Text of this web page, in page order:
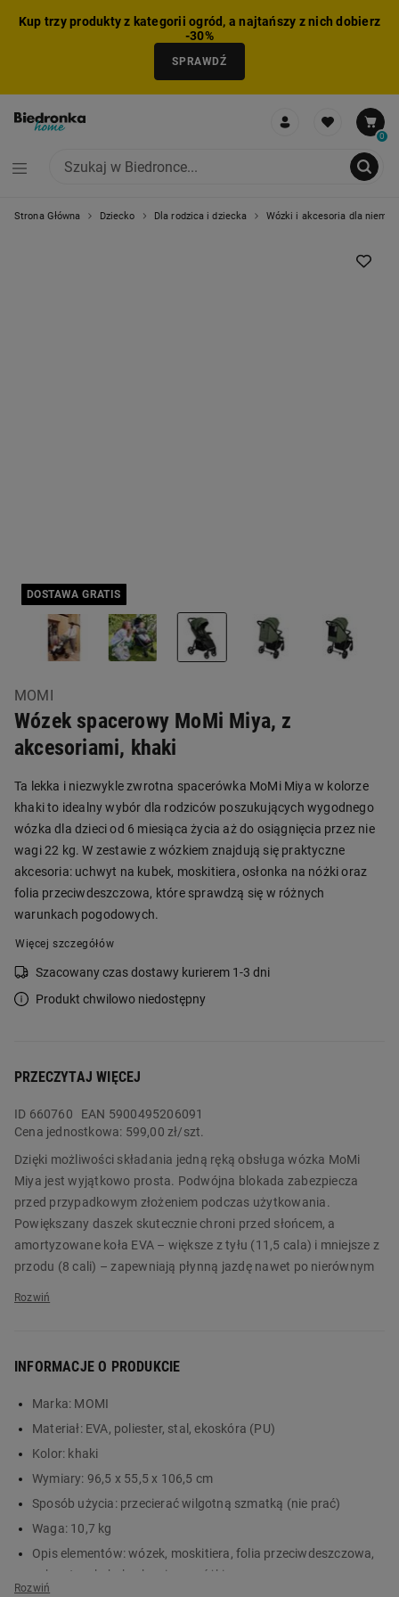
Kup trzy produkty z kategorii ogród, a najtańszy z nich dobierz
-30%
SPRAWDŹ
0
Strona Główna Dziecko Dla rodzica i dziecka Wózki i akcesoria dla
DOSTAWA GRATIS
MOMI
Wózek spacerowy MoMi Miya, z
akcesoriami, khaki
Ta lekka i niezwykle zwrotna spacerówka MoMi Miya w kolorze
khaki to idealny wybór dla rodziców poszukujących wygodnego
wózka dla dzieci od 6 miesiąca życia aż do osiągnięcia przez nie
wagi 22 kg. W zestawie z wózkiem znajdują się praktyczne
akcesoria: uchwyt na kubek, moskitiera, osłonka na nóżki oraz
folia przeciwdeszczowa, które sprawdzą się w różnych
warunkach pogodowych.
Więcej szczegółów
Szacowany czas dostawy kurierem 1-3 dni
Produkt chwilowo niedostępny
PRZECZYTAJ WIĘCEJ
ID 660760
EAN 5900495206091
Cena jednostkowa: 599,00 zł/szt.
Dzięki możliwości składania jedną ręką obsługa wózka MoMi
Miya jest wyjątkowo prosta. Podwójna blokada zabezpiecza
przed przypadkowym złożeniem podczas użytkowania.
Powiększany daszek skutecznie chroni przed słońcem, a
amortyzowane koła EVA – większe z tyłu (11,5 cala) i mniejsze z
przodu (8 cali) – zapewniają płynną jazdę nawet po nierównym
nożny na tylnej osi dbają o bezpieczeństwo malucha.
Spacerówka MoMi Miya posiada certyfikat TÜV i spełnia normę
EN 1888-2, co potwierdza jej wysoką jakość i bezpieczeństwo. W
zestawie znajdują się praktyczne akcesoria: uchwyt na kubek,
moskitiera, osłonka na nóżki oraz folia przeciwdeszczowa.
Główne cechy:
INFORMACJE O PRODUKCIE
Marka: MOMI
Materiał: EVA, poliester, stal, ekoskóra (PU)
Kolor: khaki
Wymiary: 96,5 x 55,5 x 106,5 cm
Sposób użycia: przecierać wilgotną szmatką (nie prać)
Waga: 10,7 kg
Opis elementów:wózek, moskitiera, folia przeciwdeszczowa,
uchwyt na kubek, okrycie na nóżki